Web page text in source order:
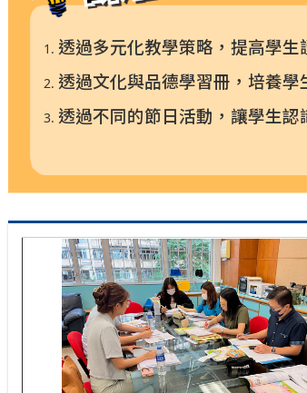
透過多元化教學策略，提高學
透過文化與品德學習冊，培養學
透過不同的節日活動，讓學生